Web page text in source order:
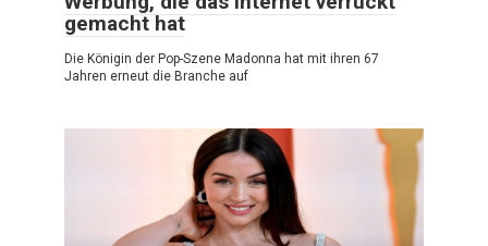
gemacht hat
Die Königin der Pop-Szene Madonna hat mit ihren 67
Jahren erneut die Branche auf